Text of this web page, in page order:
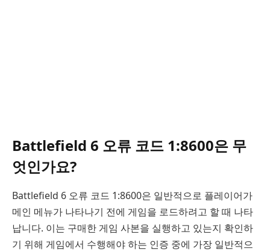
Battlefield 6 오류 코드 1:8600은 무
엇인가요?
Battlefield 6 오류 코드 1:8600은 일반적으로 플레이어가
메인 메뉴가 나타나기 전에 게임을 로드하려고 할 때 나타
납니다. 이는 구매한 게임 사본을 실행하고 있는지 확인하
기 위해 게임에서 수행해야 하는 인증 중에 가장 일반적으